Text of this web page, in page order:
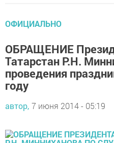
ОФИЦИАЛЬНО
ОБРАЩЕНИЕ
Татарстан Р.Н.
проведения
году
автор, 7 июня 2014 - 05:19